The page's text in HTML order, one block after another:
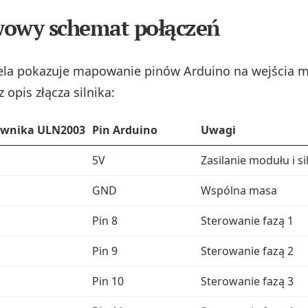
schemat połączeń
pokazuje mapowanie pinów Arduino na wejścia
opis złącza silnika:
ULN2003 Pin Arduino
Uwagi
5V
Zasilanie modułu i
GND
Wspólna masa
Pin 8
Sterowanie fazą 1
Pin 9
Sterowanie fazą 2
Pin 10
Sterowanie fazą 3